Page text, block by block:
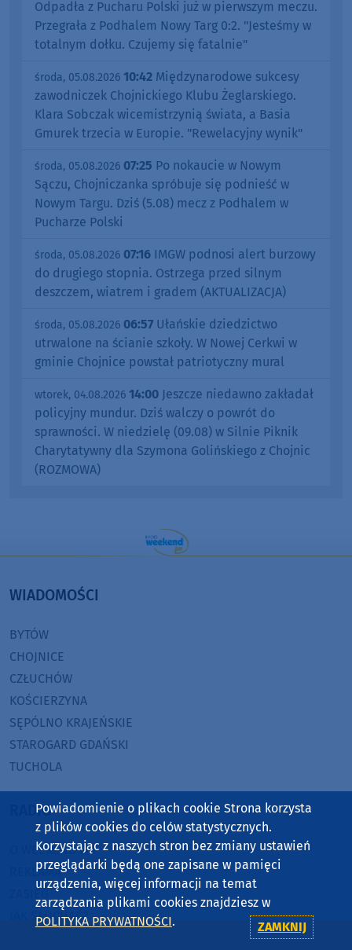
Odpadła z Pucharu Polski już w pierwszym meczu.
Przegrała z Podhalem Nowy Targ 0:2. "Jesteśmy w
totalnym dołku. Czujemy się fatalnie"
środa, 05.08.2026 10:42 Międzynarodowe sukcesy
zawodniczek Chojnickiego Klubu Żeglarskiego.
Klara Sobczak wicemistrzynią świata, a Basia
Gmurek trzecia w Europie. "Rewelacyjny wynik"
środa, 05.08.2026 07:25 Po nokaucie w Nowym
Sączu, Chojniczanka spróbuje się podnieść w
Nowym Targu. Dziś (5.08) mecz z Podhalem w
Pucharze Polski
środa, 05.08.2026 07:16 IMGW podnosi alert burzowy
do drugiego stopnia. Ostrzega przed silnym
deszczem, wiatrem i gradem (AKTUALIZACJA)
środa, 05.08.2026 06:57 Ułańskie dziedzictwo
utrwalone na ścianie szkoły. W Nowej Cerkwi w
gminie Chojnice powstał patriotyczny mural
wtorek, 04.08.2026 14:00 Jeszcze niedawno zakładał
policyjny mundur. Dziś walczy o powrót do
sprawności. W niedzielę (09.08) w Silnie Piknik
Charytatywny dla Szymona Golińskiego z Chojnic
(ROZMOWA)
WIADOMOŚCI
BYTÓW
CHOJNICE
CZŁUCHÓW
KOŚCIERZYNA
SĘPÓLNO KRAJEŃSKIE
STAROGARD GDAŃSKI
TUCHOLA
RADIO
O WEEKEND FM
REKLAMA
JAK SŁUCHAĆ?
Powiadomienie o plikach cookie Strona korzysta
z plików cookies do celów statystycznych.
Korzystając z naszych stron bez zmiany ustawień
przeglądarki będą one zapisane w pamięci
urządzenia, więcej informacji na temat
zarządzania plikami cookies znajdziesz w
POLITYKA PRYWATNOŚCI. ZAMKNIJ